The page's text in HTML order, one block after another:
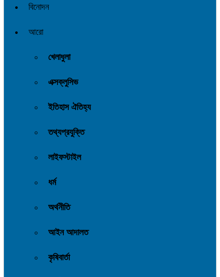
বিনোদন
আরো
খেলাধুলা
এক্সক্লুসিভ
ইতিহাস ঐতিহ্য
তথ্যপ্রযুক্তি
লাইফস্টাইল
ধর্ম
অর্থনীতি
আইন আদালত
কৃষিবার্তা